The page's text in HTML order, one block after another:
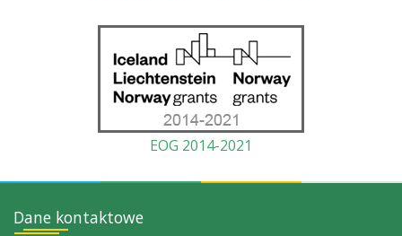
EOG 2014-2021
Dane kontaktowe